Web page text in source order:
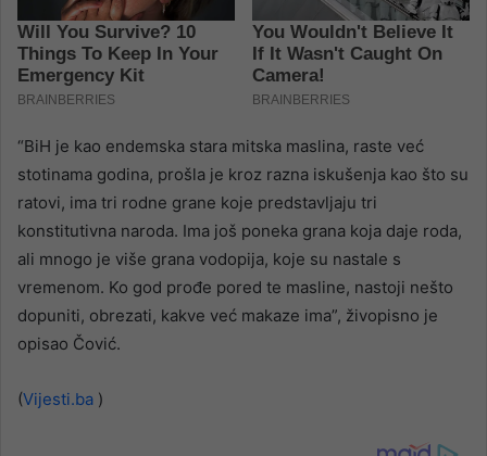
“BiH je kao endemska stara mitska maslina, raste već
stotinama godina, prošla je kroz razna iskušenja kao što su
ratovi, ima tri rodne grane koje predstavljaju tri
konstitutivna naroda. Ima još poneka grana koja daje roda,
ali mnogo je više grana vodopija, koje su nastale s
vremenom. Ko god prođe pored te masline, nastoji nešto
dopuniti, obrezati, kakve već makaze ima”, živopisno je
opisao Čović.
(Vijesti.ba )